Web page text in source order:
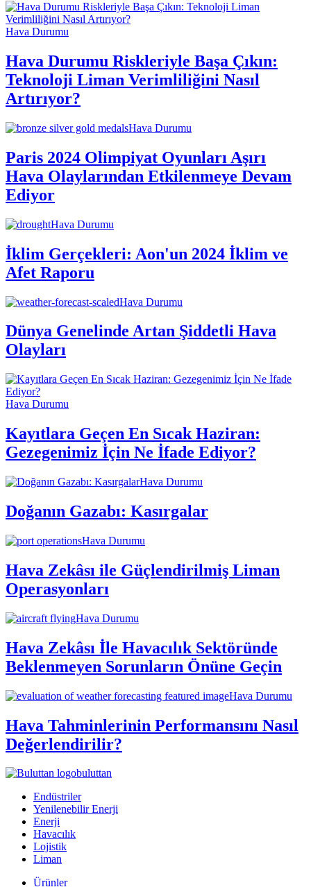
Hava Durumu
Hava Durumu Riskleriyle Başa Çıkın:
Teknoloji Liman Verimliliğini Nasıl
Artırıyor?
Hava Durumu
Paris 2024 Olimpiyat Oyunları Aşırı
Hava Olaylarından Etkilenmeye Devam
Ediyor
Hava Durumu
İklim Gerçekleri: Aon'un 2024 İklim ve
Afet Raporu
Hava Durumu
Dünya Genelinde Artan Şiddetli Hava
Olayları
Hava Durumu
Kayıtlara Geçen En Sıcak Haziran:
Gezegenimiz İçin Ne İfade Ediyor?
Hava Durumu
Doğanın Gazabı: Kasırgalar
Hava Durumu
Hava Zekâsı ile Güçlendirilmiş Liman
Operasyonları
Hava Durumu
Hava Zekâsı İle Havacılık Sektöründe
Beklenmeyen Sorunların Önüne Geçin
Hava Durumu
Hava Tahminlerinin Performansını Nasıl
Değerlendirilir?
buluttan
Endüstriler
Yenilenebilir Enerji
Enerji
Havacılık
Lojistik
Liman
Ürünler